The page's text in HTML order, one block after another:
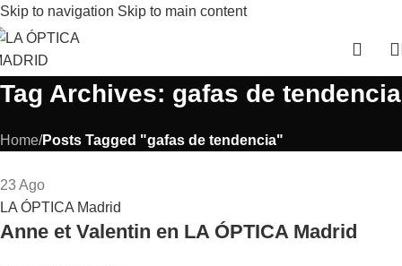
Skip to navigation Skip to main content
Tag Archives: gafas de tendencia
Home/Posts Tagged "gafas de tendencia"
23 Ago
LA ÓPTICA Madrid
Anne et Valentin en LA ÓPTICA Madrid